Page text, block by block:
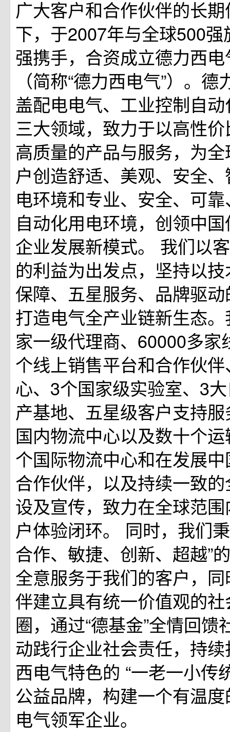
广大客户和合作伙伴的长
下，于2007年与全球500
强携手，合资成立德力西
（简称“德力西电气”）。
盖配电电气、工业控制自
三大领域，致力于以高性
高质量的产品与服务，为
户创造舒适、美观、安全
电环境和专业、安全、可
自动化用电环境，创领中
企业发展新模式。 我们以
的利益为出发点，坚持以
保障、五星服务、品牌驱
打造电气全产业链新生态
家一级代理商、60000多家
个线上销售平台和合作伙
心、3个国家级实验室、3
产基地、五星级客户支持
国内物流中心以及数十个
个国际物流中心和在发展
合作伙伴，以及持续一致
设及宣传，致力在全球范
户体验闭环。 同时，我们
合作、敏捷、创新、超越”
全意服务于我们的客户，
伴建立具有统一价值观的
圈，通过“德基金”全情回馈
动践行企业社会责任，持
西电气特色的 “一老一小传
公益品牌，构建一个有温
电气领军企业。